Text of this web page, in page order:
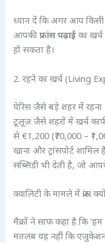
ध्यान दें कि अगर आप किसी
आपकीफ्रांस पढ़ाई का
हो सकता है।
2. रहने का खर्च (Living
पेरिस जैसे बड़े शहर में रहना
टूलूज़ जैसे शहरों में खर्च
से €1,200 (₹70,000 –
खाना और ट्रांसपोर्ट शामिल
सब्सिडी भी देती है, जो
क्वालिटी के मामले में फ्रांस
मैक्रों ने साफ कहा है कि
मतलब यह नहीं कि एजुकेशन